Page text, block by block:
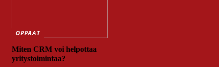
OPPAAT
Miten CRM voi helpottaa
yritystoimintaa?